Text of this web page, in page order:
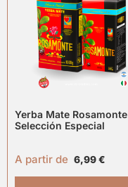
Yerba Mate Rosamonte
Selección Especial
A partir de 6,99€